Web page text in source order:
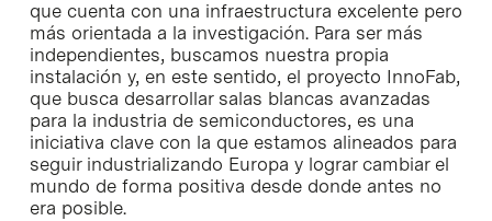
que cuenta con una infraestructura excelente pero
más orientada a la investigación. Para ser más
independientes, buscamos nuestra propia
instalación y, en este sentido, el proyecto InnoFab,
que busca desarrollar salas blancas avanzadas
para la industria de semiconductores, es una
iniciativa clave con la que estamos alineados para
seguir industrializando Europa y lograr cambiar el
mundo de forma positiva desde donde antes no
era posible.